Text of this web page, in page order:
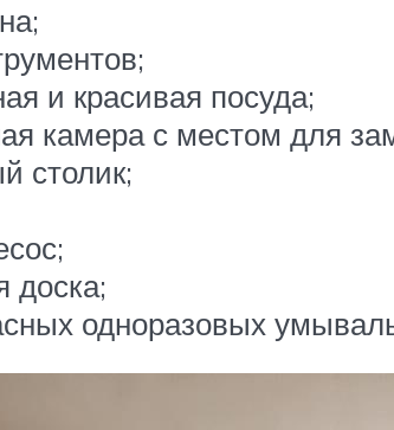
и красивая посуда;
камера с местом для
столик;
доска;
одноразовых